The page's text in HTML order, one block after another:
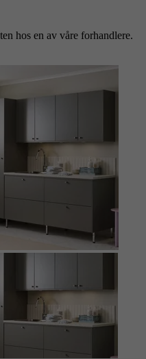
hos en av våre forhandlere.